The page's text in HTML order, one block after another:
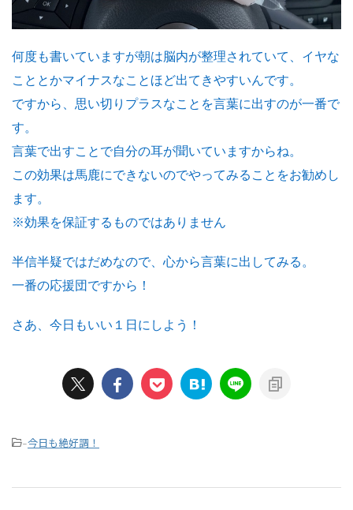
何度も書いていますが朝は脳内が整理されていて、イヤな
こととかマイナスなことほど出てきやすいんです。
ですから、思い切りプラスなことを言葉に出すのが一番で
す。
言葉で出すことで自分の耳が聞いていますからね。
この効果は馬鹿にできないのでやってみることをお勧めし
ます。
※効果を保証するものではありません
半信半疑ではだめなので、心から言葉に出してみる。
一番の応援団ですから！
さあ、今日もいい１日にしよう！
-今日も絶好調！